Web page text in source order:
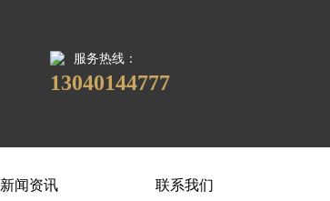
服务热线：
13040144777
新闻资讯 联系我们